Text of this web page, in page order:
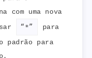
com uma nova
“*”
para
padrão para